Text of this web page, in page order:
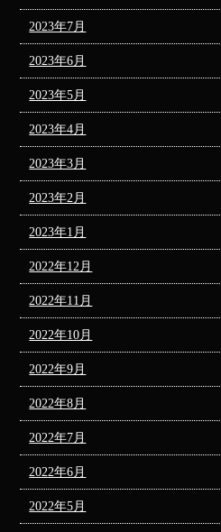
2023年7月
2023年6月
2023年5月
2023年4月
2023年3月
2023年2月
2023年1月
2022年12月
2022年11月
2022年10月
2022年9月
2022年8月
2022年7月
2022年6月
2022年5月